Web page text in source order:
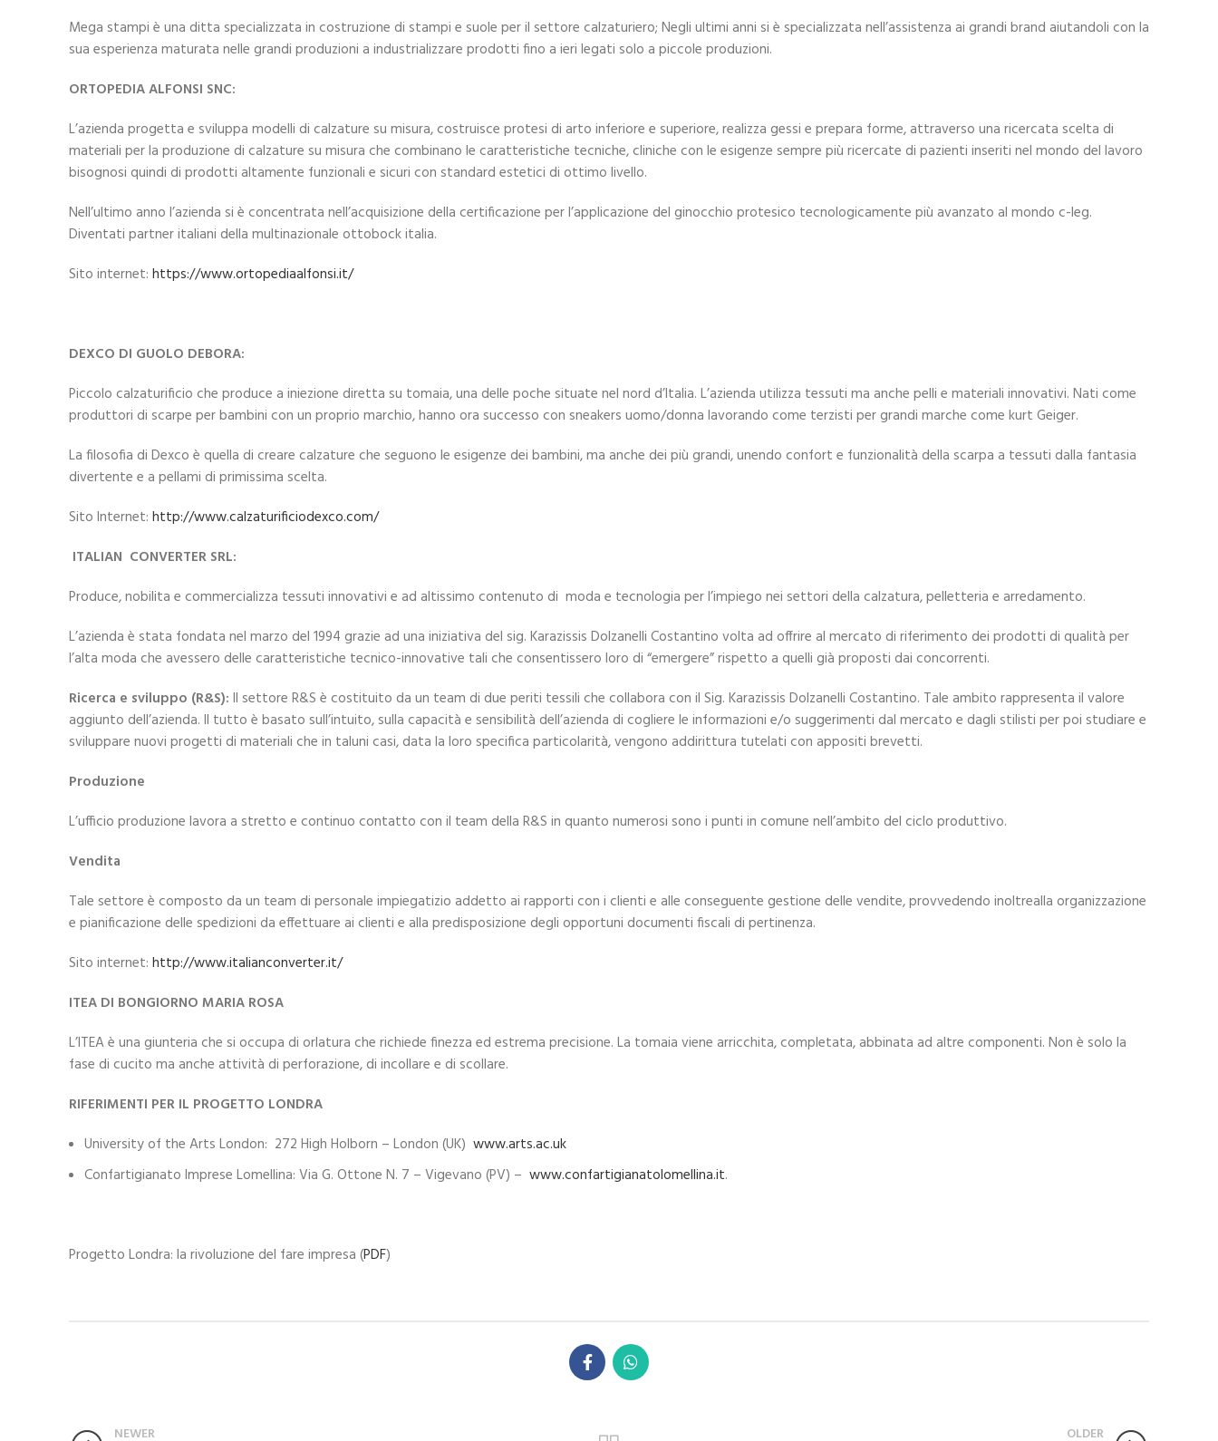
Mega stampi è una ditta specializzata in costruzione di stampi e suole per il settore calzaturiero; Negli ultimi anni si è specializzata nell’assistenza ai grandi brand aiutandoli con la
sua esperienza maturata nelle grandi produzioni a industrializzare prodotti fino a ieri legati solo a piccole produzioni.
ORTOPEDIA ALFONSI SNC:
L’azienda progetta e sviluppa modelli di calzature su misura, costruisce protesi di arto inferiore e superiore, realizza gessi e prepara forme, attraverso una ricercata scelta di
materiali per la produzione di calzature su misura che combinano le caratteristiche tecniche, cliniche con le esigenze sempre più ricercate di pazienti inseriti nel mondo del lavoro
bisognosi quindi di prodotti altamente funzionali e sicuri con standard estetici di ottimo livello.
Nell’ultimo anno l’azienda si è concentrata nell’acquisizione della certificazione per l’applicazione del ginocchio protesico tecnologicamente più avanzato al mondo c-leg.
Diventati partner italiani della multinazionale ottobock italia.
Sito internet: https://www.ortopediaalfonsi.it/
DEXCO DI GUOLO DEBORA:
Piccolo calzaturificio che produce a iniezione diretta su tomaia, una delle poche situate nel nord d’Italia. L’azienda utilizza tessuti ma anche pelli e materiali innovativi. Nati come
produttori di scarpe per bambini con un proprio marchio, hanno ora successo con sneakers uomo/donna lavorando come terzisti per grandi marche come kurt Geiger.
La filosofia di Dexco è quella di creare calzature che seguono le esigenze dei bambini, ma anche dei più grandi, unendo confort e funzionalità della scarpa a tessuti dalla fantasia
divertente e a pellami di primissima scelta.
Sito Internet: http://www.calzaturificiodexco.com/
ITALIAN CONVERTER SRL:
Produce, nobilita e commercializza tessuti innovativi e ad altissimo contenuto di moda e tecnologia per l’impiego nei settori della calzatura, pelletteria e arredamento.
L’azienda è stata fondata nel marzo del 1994 grazie ad una iniziativa del sig. Karazissis Dolzanelli Costantino volta ad offrire al mercato di riferimento dei prodotti di qualità per
l’alta moda che avessero delle caratteristiche tecnico-innovative tali che consentissero loro di “emergere” rispetto a quelli già proposti dai concorrenti.
Ricerca e sviluppo (R&S): Il settore R&S è costituito da un team di due periti tessili che collabora con il Sig. Karazissis Dolzanelli Costantino. Tale ambito rappresenta il valore
aggiunto dell’azienda. Il tutto è basato sull’intuito, sulla capacità e sensibilità dell’azienda di cogliere le informazioni e/o suggerimenti dal mercato e dagli stilisti per poi studiare e
sviluppare nuovi progetti di materiali che in taluni casi, data la loro specifica particolarità, vengono addirittura tutelati con appositi brevetti.
Produzione
L’ufficio produzione lavora a stretto e continuo contatto con il team della R&S in quanto numerosi sono i punti in comune nell’ambito del ciclo produttivo.
Vendita
Tale settore è composto da un team di personale impiegatizio addetto ai rapporti con i clienti e alle conseguente gestione delle vendite, provvedendo inoltrealla organizzazione
e pianificazione delle spedizioni da effettuare ai clienti e alla predisposizione degli opportuni documenti fiscali di pertinenza.
Sito internet: http://www.italianconverter.it/
ITEA DI BONGIORNO MARIA ROSA
L’ITEA è una giunteria che si occupa di orlatura che richiede finezza ed estrema precisione. La tomaia viene arricchita, completata, abbinata ad altre componenti. Non è solo la
fase di cucito ma anche attività di perforazione, di incollare e di scollare.
RIFERIMENTI PER IL PROGETTO LONDRA
University of the Arts London: 272 High Holborn – London (UK) www.arts.ac.uk
Confartigianato Imprese Lomellina: Via G. Ottone N. 7 – Vigevano (PV) – www.confartigianatolomellina.it.
Progetto Londra: la rivoluzione del fare impresa (PDF)
NEWER OLDER